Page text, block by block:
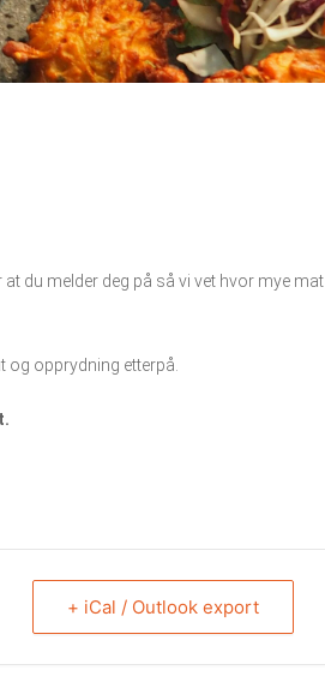
at du melder deg på så vi vet hvor mye mat
og opprydning etterpå.
+ iCal / Outlook export